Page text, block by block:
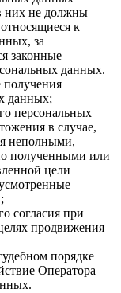
них не должны
к
за
законные
данных.
данных;
персональных
в случае,
неполными,
полученными или
цели
согласия при
продвижения
порядке
Оператора